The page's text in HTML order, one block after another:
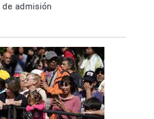
admisión